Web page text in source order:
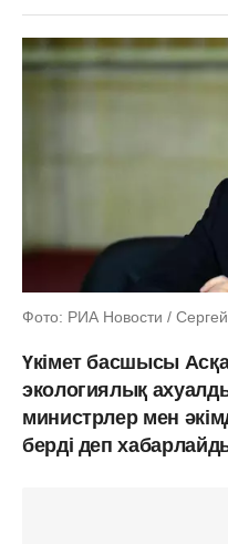
Фото: РИА Новости /
Үкімет басшысы
экологиялық
министрлер мен
берді деп